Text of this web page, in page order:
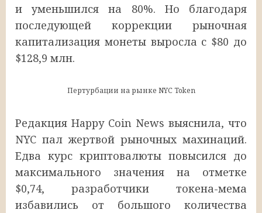
и уменьшился на 80%. Но благодаря
последующей коррекции рыночная
капитализация монеты выросла с $80 до
$128,9 млн.
Пертурбации на рынке NYC Token
Редакция Happy Coin News выяснила, что
NYC пал жертвой рыночных махинаций.
Едва курс криптовалюты повысился до
максимального значения на отметке
$0,74, разработчики токена-мема
избавились от большого количества